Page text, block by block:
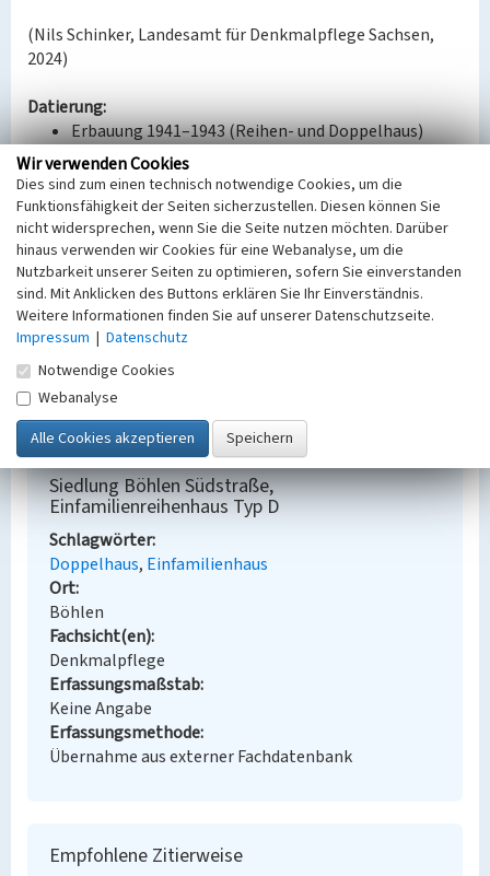
(Nils Schinker, Landesamt für Denkmalpflege Sachsen,
2024)
Datierung:
Erbauung 1941–1943 (Reihen- und Doppelhaus)
Quellen/Literaturangaben:
Archiv des Landkreises Leipzig in Grimma, B18206,
B18914, B3667, B18485, B18487, B18486.
Bauherr / Auftraggeber:
Bauherr: Bergmanns-Wohnstättengesellschaft
Borna m.b.H.
Entwurf: Aktiengesellschaft Sächsische Werke
Ausführung: Baumeister F. Herbert Heine, Leipzig
BKM-Nummer:30100293
Siedlung Böhlen Südstraße,
Einfamilienreihenhaus Typ D
Schlagwörter
Doppelhaus Einfamilienhaus
Ort
Böhlen
Fachsicht(en)
Denkmalpflege
Erfassungsmaßstab
Keine Angabe
Erfassungsmethode
Übernahme aus externer Fachdatenbank
Empfohlene Zitierweise
Wir verwenden Cookies
Dies sind zum einen technisch notwendige Cookies, um die
Funktionsfähigkeit der Seiten sicherzustellen. Diesen können Sie
nicht widersprechen, wenn Sie die Seite nutzen möchten. Darüber
hinaus verwenden wir Cookies für eine Webanalyse, um die
Nutzbarkeit unserer Seiten zu optimieren, sofern Sie einverstanden
sind. Mit Anklicken des Buttons erklären Sie Ihr Einverständnis.
Weitere Informationen finden Sie auf unserer Datenschutzseite.
Impressum | Datenschutz
Notwendige Cookies
Webanalyse